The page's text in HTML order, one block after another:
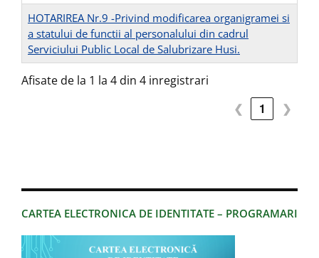
CARTEA ELECTRONICA DE IDENTITATE – PROGRAMARI
HOTARIREA Nr.9 -Privind modificarea organigramei si
a statului de functii al personalului din cadrul
Serviciului Public Local de Salubrizare Husi.
Afisate de la 1 la 4 din 4 inregistrari
❮ 1 ❯